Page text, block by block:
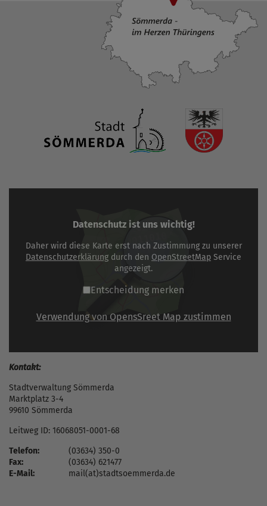
Datenschutz ist uns wichtig!
Daher wird diese Karte erst nach Zustimmung zu unserer
Datenschutzerklärung durch den OpenStreetMap Service
angezeigt.
Entscheidung merken
Verwendung von OpensSreet Map zustimmen
Kontakt:
Stadtverwaltung Sömmerda
Marktplatz 3-4
99610 Sömmerda
Leitweg ID: 16068051-0001-68
Telefon:
(03634) 350-0
Fax:
(03634) 621477
E-Mail:
mail(at)stadtsoemmerda.de